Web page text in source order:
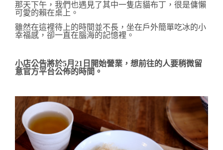
那天下午，我們也遇見了其中一隻店貓布丁，很是傭懶
可愛的賴在桌上。
雖然在這裡待上的時間並不長，坐在戶外簡單吃冰的小
幸福感，卻一直在腦海的記憶裡。
小店公告將於5月21日開始營業，想前往的人要稍微留
意官方平台公佈的時間。